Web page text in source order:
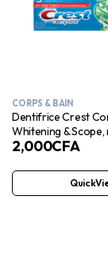
CORPS & BAIN
Dentifrice Crest
Whitening & Scope,
fraîche, 76 ml
2,000CFA